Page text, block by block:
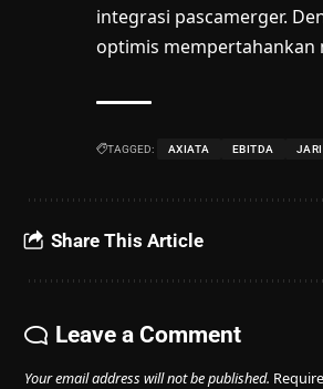
integrasi pascamerger.
optimis
TAGGED: AXIATA EBITDA
Share This Article
Leave a Comment
Your email address will not be published.